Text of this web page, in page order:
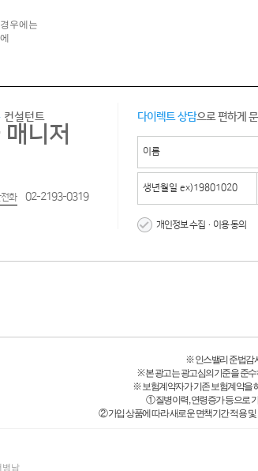
우에는
컨설턴트
니저
화 02-2193-0319
다이렉트 상담으로 편하게
개인정보 수집·이용 동의
※ 인스밸리 준법감
※ 본 광고는 광고심의기준을 준
※ 보험계약자가 기존 보험계약을
① 질병이력, 연령증가 등으로
② 가입 상품에 따라 새로운 면책기간 적용
병남